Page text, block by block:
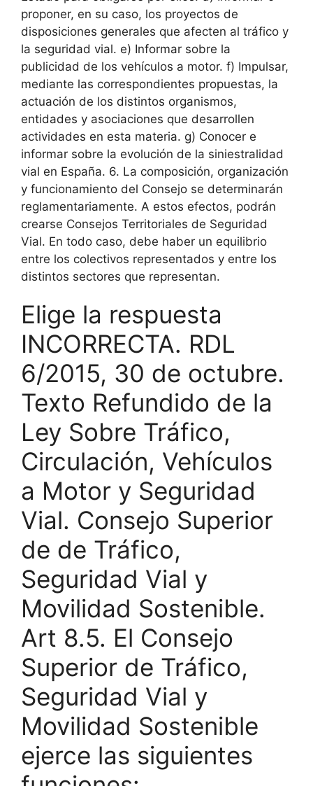
proponer, en su caso, los proyectos de
disposiciones generales que afecten al tráfico y
la seguridad vial. e) Informar sobre la
publicidad de los vehículos a motor. f) Impulsar,
mediante las correspondientes propuestas, la
actuación de los distintos organismos,
entidades y asociaciones que desarrollen
actividades en esta materia. g) Conocer e
informar sobre la evolución de la siniestralidad
vial en España. 6. La composición, organización
y funcionamiento del Consejo se determinarán
reglamentariamente. A estos efectos, podrán
crearse Consejos Territoriales de Seguridad
Vial. En todo caso, debe haber un equilibrio
entre los colectivos representados y entre los
distintos sectores que representan.
Elige la respuesta
INCORRECTA. RDL
6/2015, 30 de octubre.
Texto Refundido de la
Ley Sobre Tráfico,
Circulación, Vehículos
a Motor y Seguridad
Vial. Consejo Superior
de de Tráfico,
Seguridad Vial y
Movilidad Sostenible.
Art 8.5. El Consejo
Superior de Tráfico,
Seguridad Vial y
Movilidad Sostenible
ejerce las siguientes